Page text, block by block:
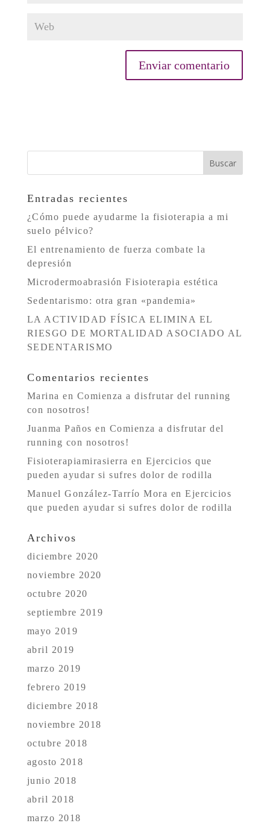
Entradas recientes
¿Cómo puede ayudarme la fisioterapia a mi
suelo pélvico?
El entrenamiento de fuerza combate la
depresión
Microdermoabrasión Fisioterapia estética
Sedentarismo: otra gran «pandemia»
LA ACTIVIDAD FÍSICA ELIMINA EL
RIESGO DE MORTALIDAD ASOCIADO AL
SEDENTARISMO
Comentarios recientes
Marina en Comienza a disfrutar del running
con nosotros!
Juanma Paños en Comienza a disfrutar del
running con nosotros!
Fisioterapiamirasierra en Ejercicios que
pueden ayudar si sufres dolor de rodilla
Manuel González-Tarrío Mora enEjercicios
que pueden ayudar si sufres dolor de rodilla
Archivos
diciembre 2020
noviembre 2020
octubre 2020
septiembre 2019
mayo 2019
abril 2019
marzo 2019
febrero 2019
diciembre 2018
noviembre 2018
octubre 2018
agosto 2018
junio 2018
abril 2018
marzo 2018